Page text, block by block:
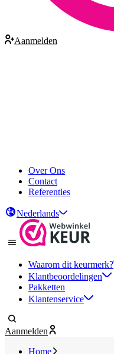
Aanmelden
Over Ons
Contact
Referenties
Nederlands
Waarom dit keurmerk?
Klantbeoordelingen
Pakketten
Klantenservice
Aanmelden
Home